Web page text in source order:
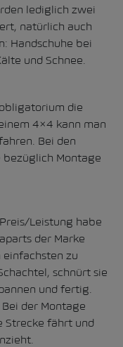
lediglich zwei
natürlich auch
Handschuhe bei
und Schnee.
die
4×4 kann man
Bei den
Montage
Leistung habe
der Marke
einfachsten zu
schnürt sie
und fertig.
der Montage
Strecke fährt und